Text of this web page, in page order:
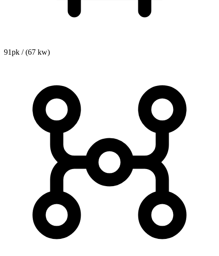
91pk / (67 kw)